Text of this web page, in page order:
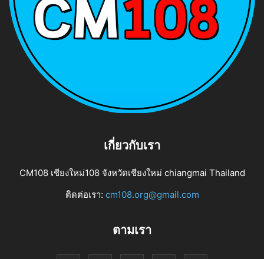
เกี่ยวกับเรา
CM108 เชียงใหม่108 จังหวัดเชียงใหม่ chiangmai Thailand
ติดต่อเรา: cm108.org@gmail.com
ตามเรา